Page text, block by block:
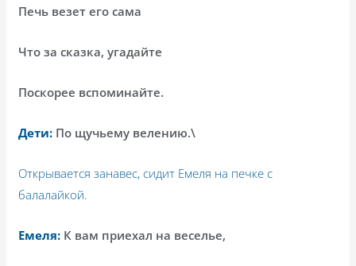
Печь везет его сама
Что за сказка, угадайте
Поскорее вспоминайте.
Дети: По щучьему велению.\
Открывается занавес, сидит Емеля на печке с
балалайкой.
Емеля: К вам приехал на веселье,